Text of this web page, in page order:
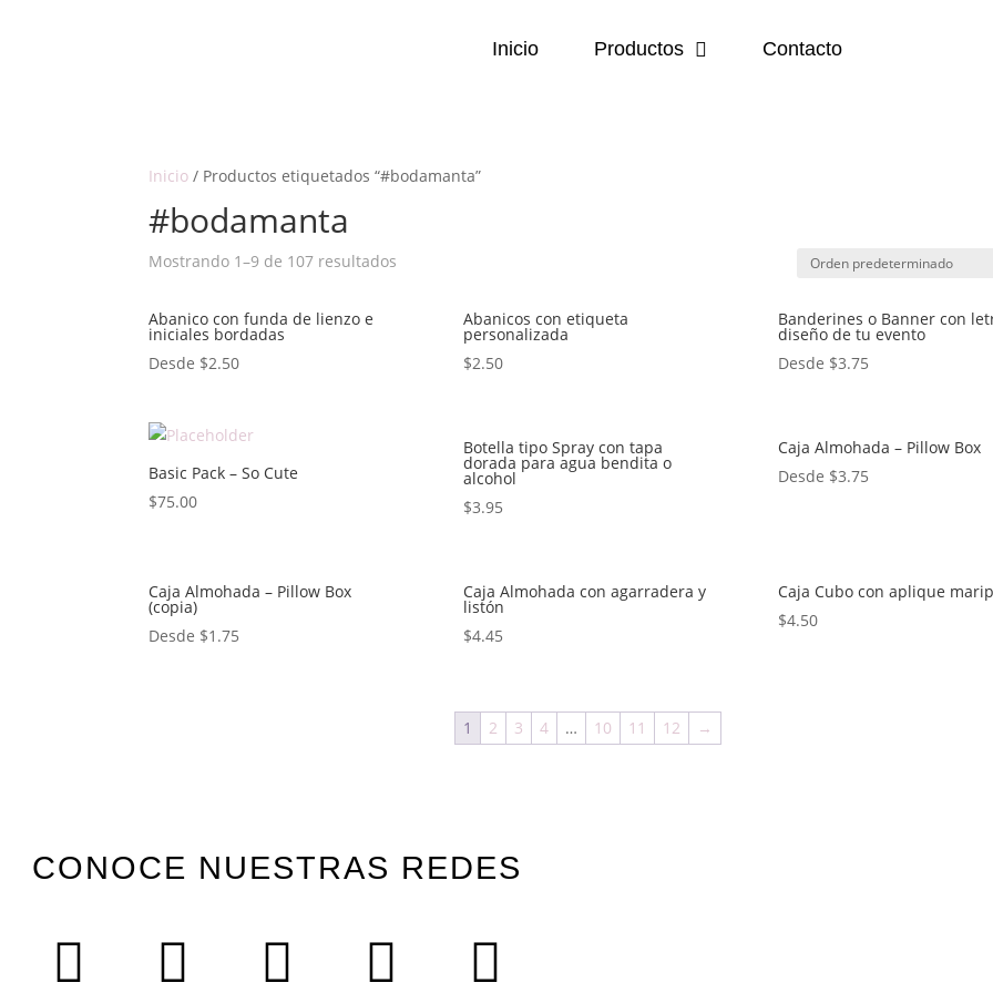
Inicio Productos Contacto
Inicio / Productos etiquetados “#bodamanta”
#bodamanta
Mostrando 1–9 de 107 resultados
Abanico con funda de lienzo e
iniciales bordadas
Desde $2.50
Abanicos con etiqueta
personalizada
$2.50
Banderines o Banner con
diseño de tu evento
Desde $3.75
Basic Pack – So Cute
$75.00
Botella tipo Spray con tapa
dorada para agua bendita o
alcohol
$3.95
Caja Almohada – Pillow Box
Desde $3.75
Caja Almohada – Pillow Box
(copia)
Desde $1.75
Caja Almohada con agarradera y
listón
$4.45
Caja Cubo con aplique
$4.50
1 2 3 4 … 10 11 12 →
CONOCE NUESTRAS REDES